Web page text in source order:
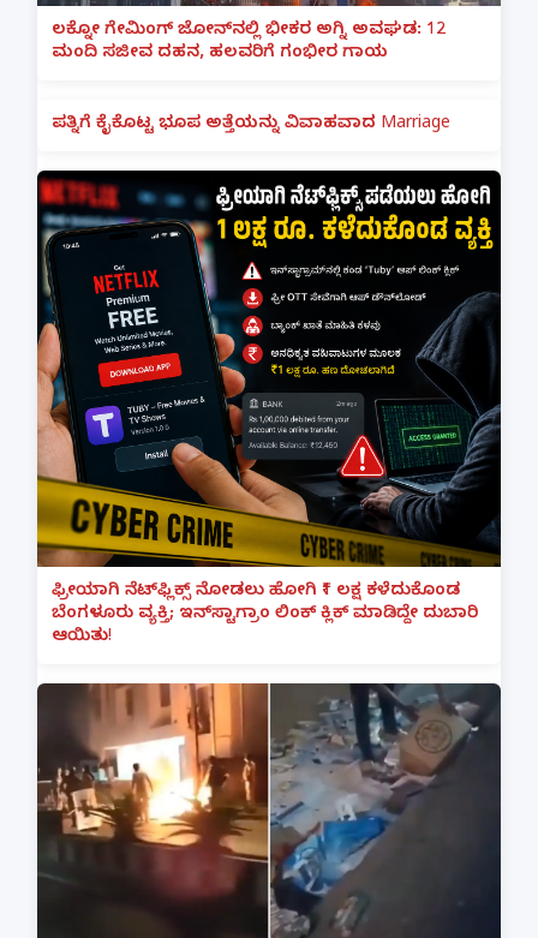
ಲಕ್ನೋ ಗೇಮಿಂಗ್ ಜೋನ್‌ನಲ್ಲಿ ಭೀಕರ ಅಗ್ನಿ ಅವಘಡ: 12
ಮಂದಿ ಸಜೀವ ದಹನ, ಹಲವರಿಗೆ ಗಂಭೀರ ಗಾಯ
ಪತ್ನಿಗೆ ಕೈಕೊಟ್ಟ ಭೂಪ ಅತ್ತೆಯನ್ನು ವಿವಾಹವಾದ Marriage
ಫ್ರೀಯಾಗಿ ನೆಟ್‌ಫ್ಲಿಕ್ಸ್ ನೋಡಲು ಹೋಗಿ ₹1 ಲಕ್ಷ ಕಳೆದುಕೊಂಡ
ಬೆಂಗಳೂರು ವ್ಯಕ್ತಿ; ಇನ್‌ಸ್ಟಾಗ್ರಾಂ ಲಿಂಕ್ ಕ್ಲಿಕ್ ಮಾಡಿದ್ದೇ ದುಬಾರಿ
ಆಯಿತು!